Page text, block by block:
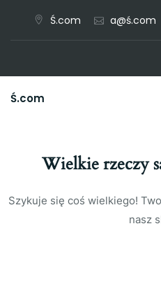
Ś.com a@ś.com
Ś.com
Wielkie rzeczy
Szykuje się coś wielkiego!
nasz